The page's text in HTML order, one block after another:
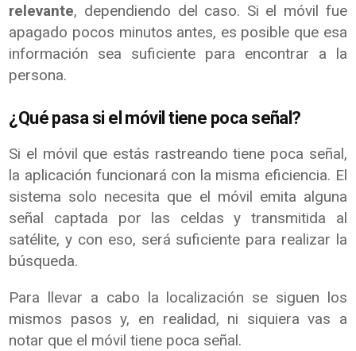
relevante, dependiendo del caso. Si el móvil fue
apagado pocos minutos antes, es posible que esa
información sea suficiente para encontrar a la
persona.
¿Qué pasa si el móvil tiene poca señal?
Si el móvil que estás rastreando tiene poca señal,
la aplicación funcionará con la misma eficiencia. El
sistema solo necesita que el móvil emita alguna
señal captada por las celdas y transmitida al
satélite, y con eso, será suficiente para realizar la
búsqueda.
Para llevar a cabo la localización se siguen los
mismos pasos y, en realidad, ni siquiera vas a
notar que el móvil tiene poca señal.